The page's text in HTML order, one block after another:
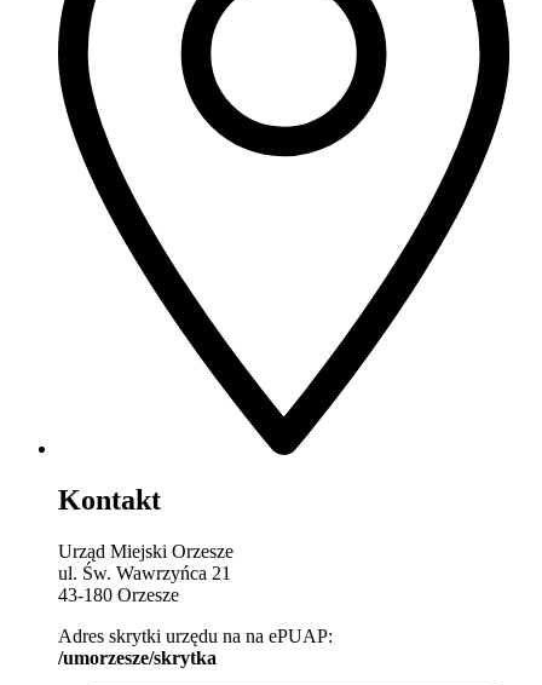
Kontakt
Urząd Miejski Orzesze
ul. Św. Wawrzyńca 21
43-180 Orzesze
Adres skrytki urzędu na na ePUAP:
/umorzesze/skrytka